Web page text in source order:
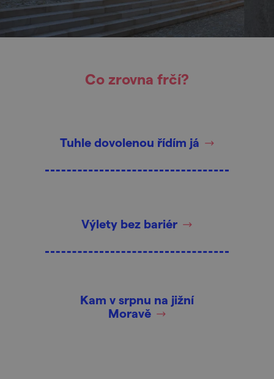
Co zrovna frčí?
Tuhle dovolenou řídím já
Výlety bez bariér
Kam v srpnu na jižní
Moravě